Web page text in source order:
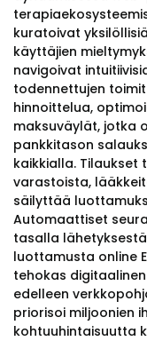
kuratoivat
käyttäjien
navigoivat
todennettujen
hinnoittelua,
maksuväylät, jotka
pankkitason
kaikkialla.
varastoista,
säilyttää
Automaattiset
tasalla
luottamusta online
tehokas
edelleen
priorisoi miljoonien
kohtuuhintaisuutta